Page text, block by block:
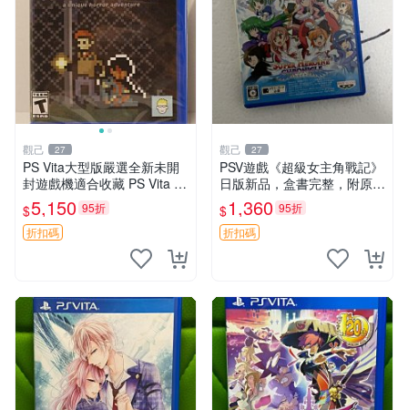
觀己 27
PS Vita大型版嚴選全新未開
封遊戲機適合收藏 PS Vita 新
型號 家用遊戲機 直營店優選
$5,150 95折
折扣碼
觀己 27
PSV遊戲《超級女主角戰記》
日版新品，盒書完整，附原裝
包裝，玩樂典藏款，成就全開
任你挑戰 超級女主角戰記 PS
V 游戲 日版 成就全開 DLC 全
$1,360 95折
折扣碼